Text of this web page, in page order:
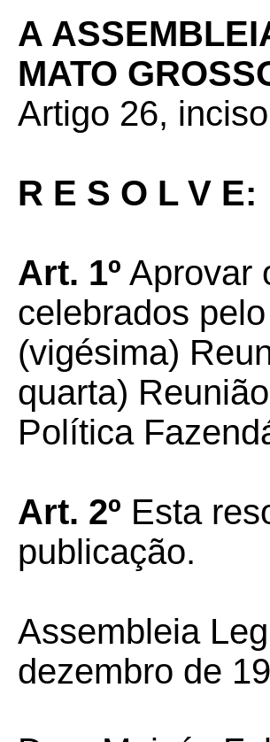
A
MATO
Artigo 26,
R E S O L V E:
Art. 1º Aprovar
celebrados
(vigésima)
quarta)
Política
Art. 2º Esta
publicação.
Assembleia
dezembro de